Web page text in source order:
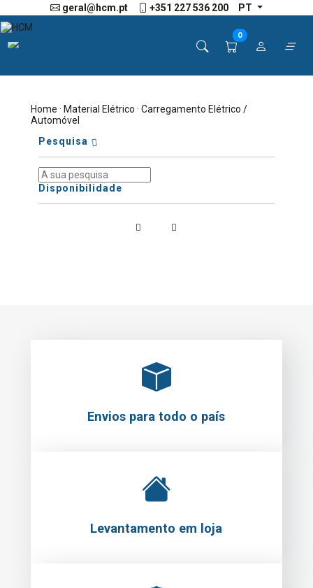
geral@hcm.pt +351 227 536 200 PT
0
Home ·Material Elétrico · Carregamento Elétrico /
Automóvel
Pesquisa
Disponibilidade
Envios para todo o país
Levantamento em loja